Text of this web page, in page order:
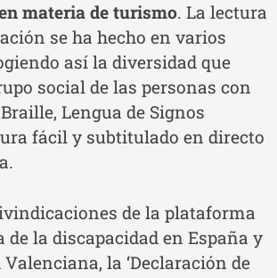
materia de turismo. La lectura
se ha hecho en varios
así la diversidad que
social de las personas con
Lengua de Signos
fácil y subtitulado en directo
de la plataforma
de la discapacidad en España y
la ‘Declaración de